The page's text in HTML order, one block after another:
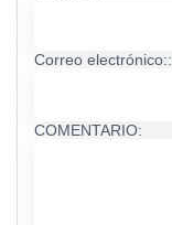
Correo electrónico::
COMENTARIO: